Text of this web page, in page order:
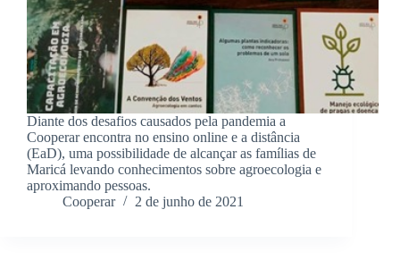
Diante dos desafios causados pela pandemia a
Cooperar encontra no ensino online e a distância
(EaD), uma possibilidade de alcançar as famílias de
Maricá levando conhecimentos sobre agroecologia e
aproximando pessoas.
Cooperar
2 de junho de 2021